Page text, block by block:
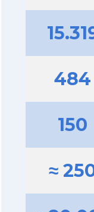
484
150
≈